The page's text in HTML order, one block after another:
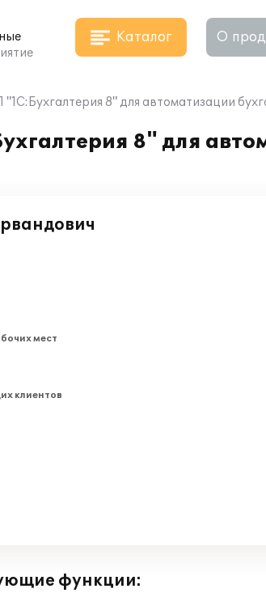
Каталог О
8" для автоматизации
8" для
мест
клиентов
функции: